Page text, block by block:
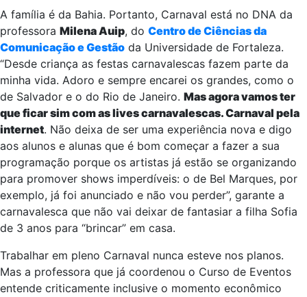
E vai rolar a festa virtual
A família é da Bahia. Portanto, Carnaval está no DNA da
professoraMilena Auip, doCentro de Ciências da
Comunicação e Gestãoda Universidade de Fortaleza.
“Desde criança as festas carnavalescas fazem parte da
minha vida. Adoro e sempre encarei os grandes, como o
de Salvador e o do Rio de Janeiro.Mas agora vamos ter
que ficar sim com as lives carnavalescas. Carnaval pela
internet. Não deixa de ser uma experiência nova e digo
aos alunos e alunas que é bom começar a fazer a sua
programação porque os artistas já estão se organizando
para promover shows imperdíveis: o de Bel Marques, por
exemplo, já foi anunciado e não vou perder”, garante a
de 3 anos para “brincar” em casa.
Trabalhar em pleno Carnaval nunca esteve nos planos.